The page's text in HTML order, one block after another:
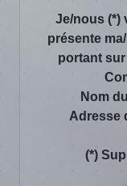
Je/nous (*)
présente
portant
Nom
Adresse
(*)